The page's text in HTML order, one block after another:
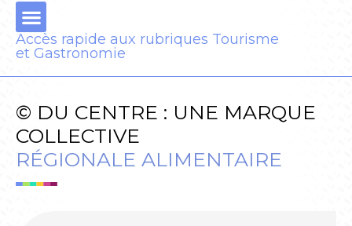
Accès rapide aux rubriques Tourisme
et Gastronomie
© DU CENTRE : UNE MARQUE
COLLECTIVE
RÉGIONALE ALIMENTAIRE